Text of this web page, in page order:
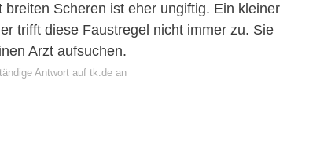
Scheren ist eher ungiftig. Ein kleiner
trifft diese Faustregel nicht immer zu. Sie
Arzt aufsuchen.
Antwort auf tk.de an